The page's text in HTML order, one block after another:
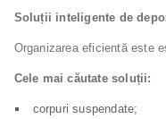
Soluții inteligente de
Organizarea eficientă este
Cele mai căutate soluții:
corpuri suspendate;